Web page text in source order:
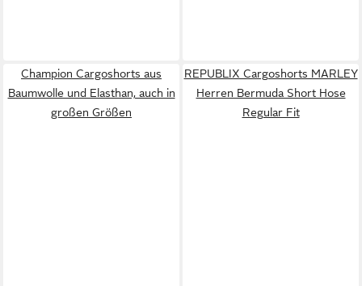
Champion Cargoshorts aus
Baumwolle und Elasthan, auch in
großen Größen
REPUBLIX Cargoshorts MARLEY
Herren Bermuda Short Hose
Regular Fit